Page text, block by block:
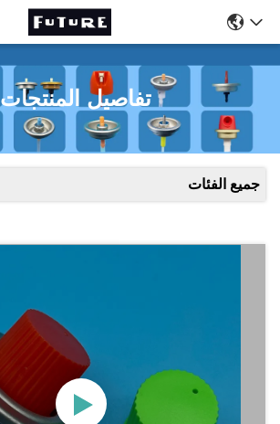
تفاصيل المنتجات
جميع الفئات